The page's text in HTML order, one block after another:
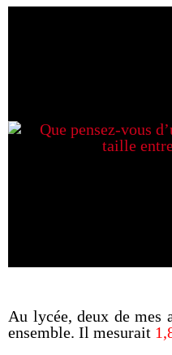
Au lycée, deux de mes
ensemble. Il mesurait